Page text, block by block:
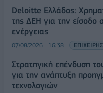
Deloitte Ελλάδος:
της ΔΕΗ για την είσοδο
ενέργειας
07/08/2026 - 16:38
Στρατηγική επένδυση
για την ανάπτυξη
τεχνολογιών